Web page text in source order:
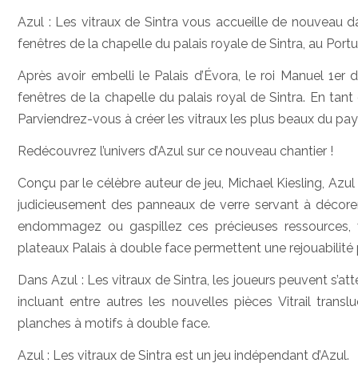
Azul : Les vitraux de Sintra vous accueille de nouveau
fenêtres de la chapelle du palais royale de Sintra, au
Après avoir embelli le Palais d’Évora, le roi Manuel
fenêtres de la chapelle du palais royal de Sintra. En
Parviendrez-vous à créer les vitraux les plus beaux du
Redécouvrez l’univers d’Azul sur ce nouveau chantier !
Conçu par le célèbre auteur de jeu, Michael Kiesling,
judicieusement des panneaux de verre servant à
endommagez ou gaspillez ces précieuses
plateaux Palais à double face permettent une rejouabilité
Dans Azul : Les vitraux de Sintra, les joueurs peuvent
incluant entre autres les nouvelles pièces Vitrail
planches à motifs à double face.
Azul : Les vitraux de Sintra est un jeu indépendant d’Azul.